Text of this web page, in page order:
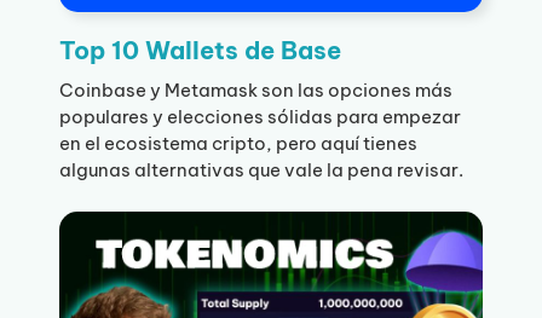
Top 10 Wallets de Base
Coinbase y Metamask son las opciones más
populares y elecciones sólidas para empezar
en el ecosistema cripto, pero aquí tienes
algunas alternativas que vale la pena revisar.